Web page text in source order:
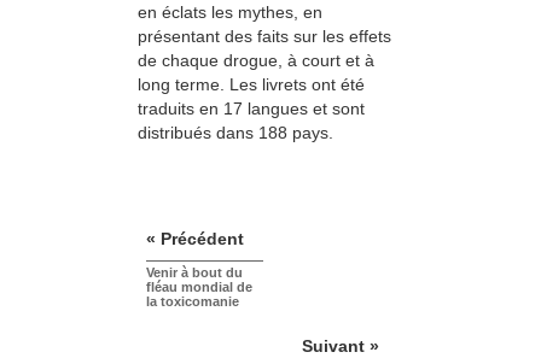
en éclats les mythes, en
présentant des faits sur les effets
de chaque drogue, à court et à
long terme. Les livrets ont été
traduits en 17 langues et sont
distribués dans 188 pays.
« Précédent
Venir à bout du
fléau mondial de
la toxicomanie
Suivant »